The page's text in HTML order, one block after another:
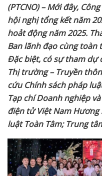
(PTCNO) – Mớiđây,
hội nghị tổng kết năm
hoảt độngnăm 2025.
Ban lãnh đạo cùng toàn
Đặc biệt, có sự tham dự
Thị trường – Truyền
cứu Chính sách pháp
Tạp chí Doanh nghiệp
điện tử Việt Nam Hương
luật Toàn Tâm; Trung